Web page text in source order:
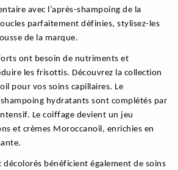
avec l’après-shampoing de la
parfaitement définies, stylisez-les
de la marque.
ont besoin de nutriments et
les frisottis. Découvrez la collection
pour vos soins capillaires. Le
hydratants sont complétés par
Le coiffage devient un jeu
et crèmes Moroccanoil, enrichies en
décolorés bénéficient également de soins